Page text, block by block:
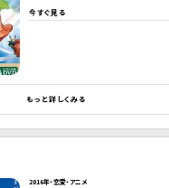
今すぐ見る
もっと詳しくみる
2016年・恋愛・アニメ